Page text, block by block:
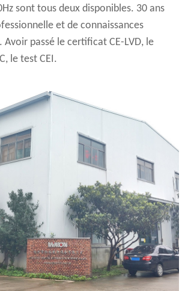
sont tous deux disponibles. 30 ans
et de connaissances
Avoir passé le certificat CE-LVD, le
le test CEI.